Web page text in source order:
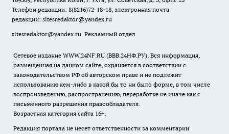
Телефон редакции: 8(8216)72-18-18, электронная почта
редакции: sitesredaktor@yandex.ru
sitesredaktor@yandex.ru Рекламный отдел
Сетевое издание WWW.24NF.RU (ВВВ.24НФ.РУ). Вся информация,
размещенная на данном сайте, охраняется в соответствии с
законодательством РФ об авторском праве и не подлежит
использованию кем-либо в какой бы то ни было форме, в том числе
воспроизведению, распространению, переработке не иначе как с
письменного разрешения правообладателя.
Возрастная категория сайта 16+.
Редакция портала не несет ответственности за комментарии